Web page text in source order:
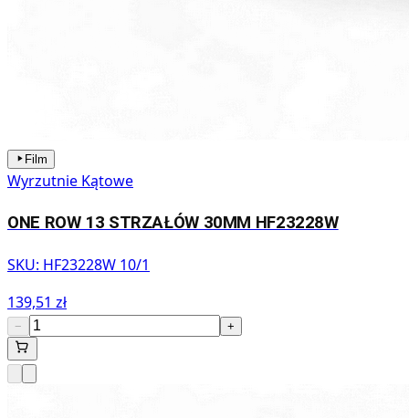
Film
Wyrzutnie Kątowe
ONE ROW 13 STRZAŁÓW 30MM HF23228W
SKU: HF23228W 10/1
139,51 zł
− +